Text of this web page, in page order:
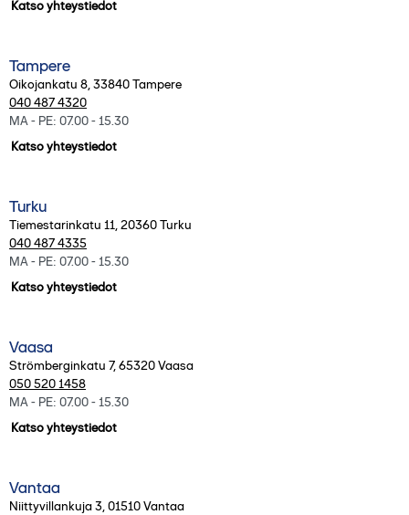
Katso yhteystiedot
Tampere
Oikojankatu 8,33840Tampere
040 487 4320
MA - PE: 07.00 - 15.30
Katso yhteystiedot
Turku
Tiemestarinkatu 11,20360Turku
040 487 4335
MA - PE: 07.00 - 15.30
Katso yhteystiedot
Vaasa
Strömberginkatu 7,65320Vaasa
050 520 1458
MA - PE: 07.00 - 15.30
Katso yhteystiedot
Vantaa
Niittyvillankuja 3,01510Vantaa